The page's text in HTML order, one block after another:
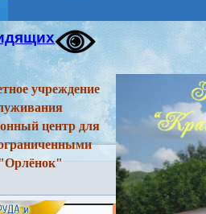
учреждение
центр для